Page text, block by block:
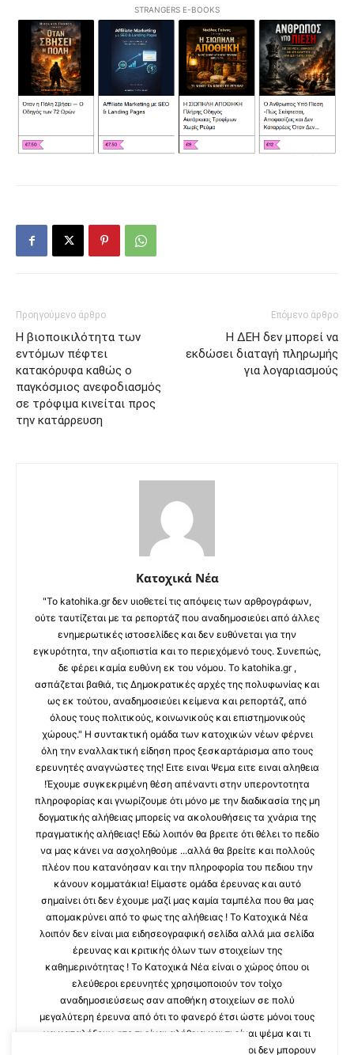
STRANGERS E-BOOKS
Προηγούμενο άρθρο
Η βιοποικιλότητα των
εντόμων πέφτει
κατακόρυφα καθώς ο
παγκόσμιος ανεφοδιασμός
σε τρόφιμα κινείται προς
την κατάρρευση
Επόμενο άρθρο
Η ΔΕΗ δεν μπορεί να
εκδώσει διαταγή πληρωμής
για λογαριασμούς
Κατοχικά Νέα
"Το katohika.gr δεν υιοθετεί τις απόψεις των αρθρογράφων,
ούτε ταυτίζεται με τα ρεπορτάζ που αναδημοσιεύει από άλλες
ενημερωτικές ιστοσελίδες και δεν ευθύνεται για την
εγκυρότητα, την αξιοπιστία και το περιεχόμενό τους. Συνεπώς,
δε φέρει καμία ευθύνη εκ του νόμου. Το katohika.gr ,
ασπάζεται βαθιά, τις Δημοκρατικές αρχές της πολυφωνίας και
ως εκ τούτου, αναδημοσιεύει κείμενα και ρεπορτάζ, από
όλους τους πολιτικούς, κοινωνικούς και επιστημονικούς
χώρους." Η συντακτική ομάδα των κατοχικών νέων φέρνει
όλη την εναλλακτική είδηση προς ξεσκαρτάρισμα απο τους
ερευνητές αναγνώστες της! Ειτε ειναι Ψεμα ειτε ειναι αληθεια
!Έχουμε συγκεκριμένη θέση απέναντι στην υπεροντοτητα
πληροφορίας και γνωρίζουμε ότι μόνο με την διαδικασία της μη
δογματικής αλήθειας μπορείς να ακολουθήσεις τα χνάρια της
πραγματικής αλήθειας! Εδώ λοιπόν θα βρειτε ότι θέλει το πεδίο
να μας κάνει να ασχοληθούμε ...αλλά θα βρείτε και πολλούς
πλέον που κατανόησαν και την πληροφορία του πεδιου την
κάνουν κομματάκια! Είμαστε ομάδα έρευνας και αυτό
σημαίνει ότι δεν έχουμε μαζί μας καμία ταμπέλα που θα μας
απομακρύνει από το φως της αλήθειας ! Το Κατοχικά Νέα
λοιπόν δεν είναι μια ειδησεογραφική σελίδα αλλά μια σελίδα
έρευνας και κριτικής όλων των στοιχείων της
καθημερινότητας ! Το Κατοχικά Νέα είναι ο χώρος όπου οι
ελεύθεροι ερευνητές χρησιμοποιούν τον τοίχο
αναδημοσιεύσεως σαν αποθήκη στοιχείων σε πολύ
μεγαλύτερη έρευνα από ότι το φανερό έτσι ώστε μόνοι τους
να καταλήξουν στο τι είναι αλήθεια και τι είναι ψέμα και τι
κρυβεται πισω απο καθε πληροφορια που αλλοι δεν μπορουν